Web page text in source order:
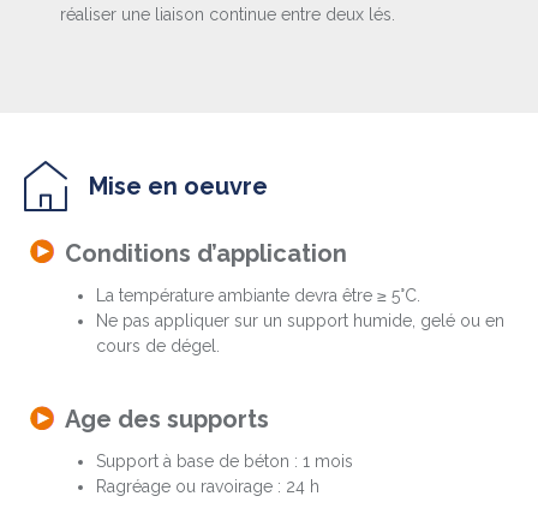
réaliser une liaison continue entre deux lés.
Mise en oeuvre
Conditions d’application
La température ambiante devra être ≥ 5°C.
Ne pas appliquer sur un support humide, gelé ou en
cours de dégel.
Age des supports
Support à base de béton : 1 mois
Ragréage ou ravoirage : 24 h